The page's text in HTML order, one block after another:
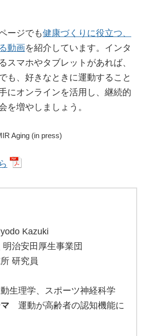
ージでも健康づくりに役立つ、
動画を紹介しています。インタ
スマホやタブレットがあれば、
も、好きなときに運動すること
にオンラインを活用し、継続的
を増やしましょう。
Aging (in press)
Kazuki
治安田厚生事業団
研究員
生理学、スポーツ神経科学
運動が高齢者の認知機能に